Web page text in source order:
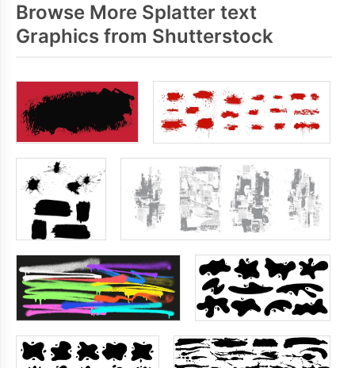
Browse More Splatter text
Graphics from Shutterstock